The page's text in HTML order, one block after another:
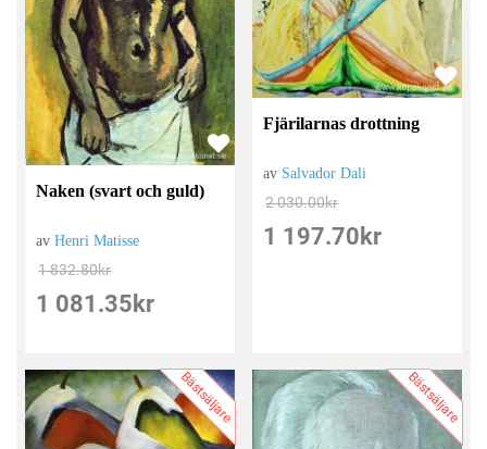
Naken (svart och guld)
avHenri Matisse
1 832.80kr
1 081.35 kr
Fjärilarnas drottning
av Salvador Dali
2 030.00kr
1 197.70 kr
Bästsäljare Bästsäljare